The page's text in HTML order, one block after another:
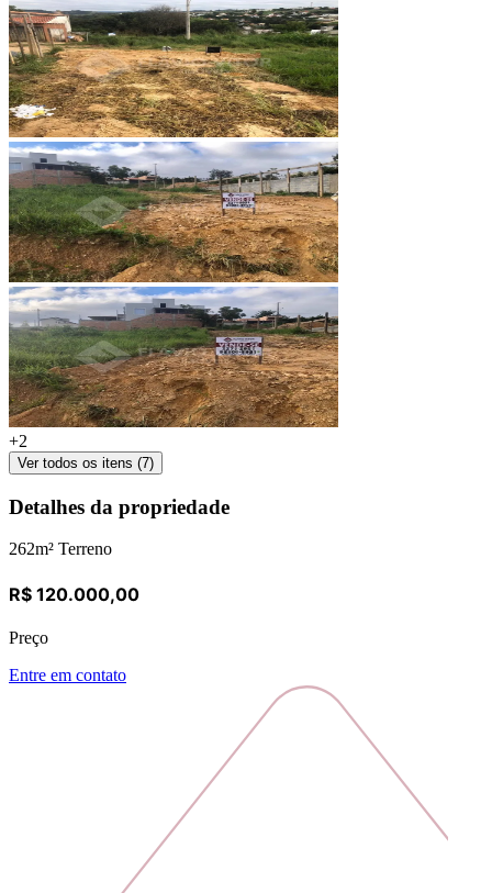
+2
Ver todos os itens (7)
Detalhes da propriedade
262m² Terreno
R$ 120.000,00
Preço
Entre em contato